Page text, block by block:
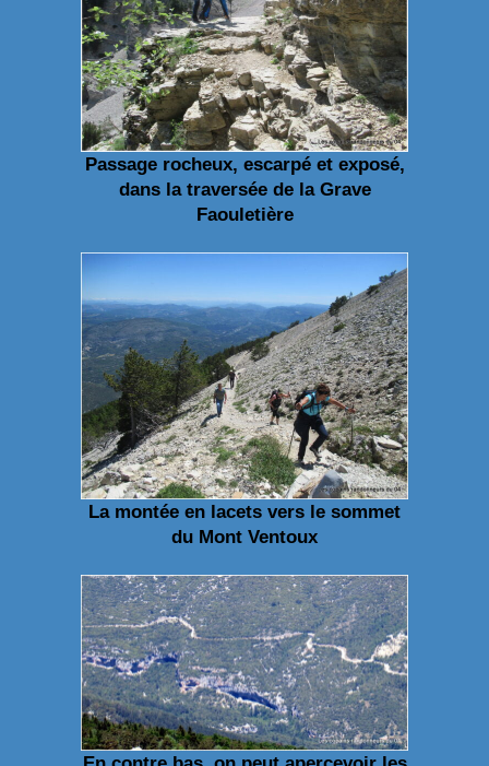
Passage rocheux, escarpé et exposé,
dans la traversée de la Grave
Faouletière
La montée en lacets vers le sommet
du Mont Ventoux